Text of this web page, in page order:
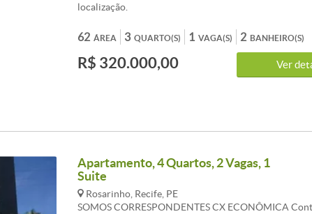
localização.
ÁREA
62 QUARTO(S)
3 VAGA(S)
1 BANHEIRO(S)
2
R$ 320.000,00 Ver
Apartamento, 4 Quartos, 2 Vagas, 1
Suite
Rosarinho, Recife, PE
SOMOS CORRESPONDENTES CX ECONÔMICA